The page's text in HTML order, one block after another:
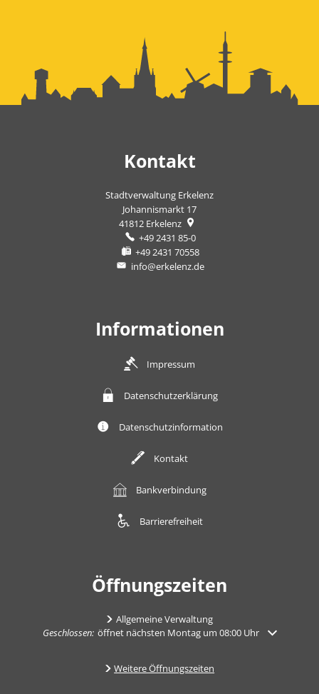
Kontakt
Stadtverwaltung Erkelenz
Johannismarkt 17
41812 Erkelenz
+49 2431 85-0
+49 2431 70558
info@erkelenz.de
Informationen
Impressum
Datenschutzerklärung
Datenschutzinformation
Kontakt
Bankverbindung
Barrierefreiheit
Öffnungszeiten
Allgemeine Verwaltung
Klicken, um weitere Öffnungs- oder Schließzeiten auszublenden
Geschlossen: öffnet nächsten Montag um 08:00 Uhr
Weitere Öffnungszeiten